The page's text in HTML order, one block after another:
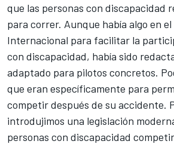
que las personas con discapacidad
para correr. Aunque había algo en
Internacional para facilitar la
con discapacidad, había sido
adaptado para pilotos concretos.
que eran específicamente para
competir después de su accidente.
introdujimos una legislación
personas con discapacidad